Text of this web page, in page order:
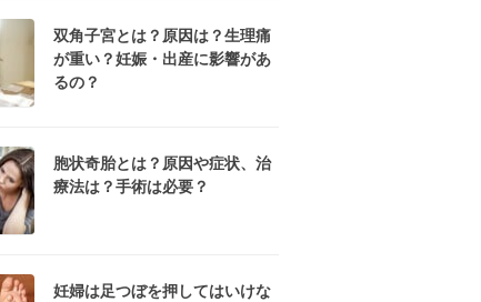
双角子宮とは？原因は？生理痛
が重い？妊娠・出産に影響があ
るの？
胞状奇胎とは？原因や症状、治
療法は？手術は必要？
妊婦は足つぼを押してはいけな